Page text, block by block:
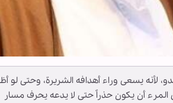
لأنه يسعى وراء أهدافه الشريرة، وحتى لو
المرء أن يكون حذراً حتى لا يدعه يحرف مسار